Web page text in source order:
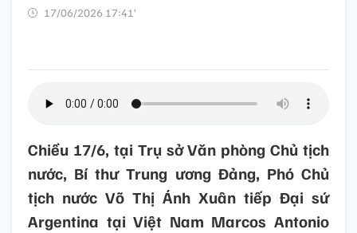
17/06/2026 17:41’
Chiều 17/6, tại Trụ sở Văn phòng Chủ tịch
nước, Bí thư Trung ương Đảng, Phó Chủ
tịch nước Võ Thị Ánh Xuân tiếp Đại sứ
Argentina tại Việt Nam Marcos Antonio